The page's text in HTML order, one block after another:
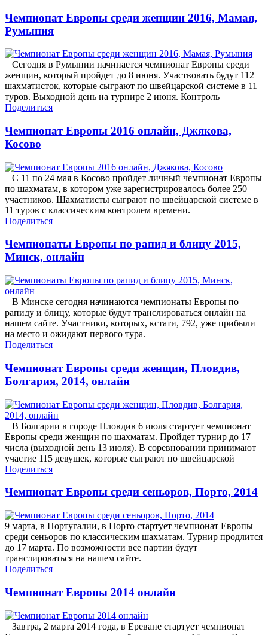
Чемпионат Европы среди женщин 2016, Мамая,
Румыния
Сегодня в Румынии начинается чемпионат Европы среди
женщин, который пройдет до 8 июня. Участвовать будут 112
шахматисток, которые сыграют по швейцарской системе в 11
туров. Выходной день на турнире 2 июня. Контроль
Поделиться
Чемпионат Европы 2016 онлайн, Джякова,
Косово
С 11 по 24 мая в Косово пройдет личный чемпионат Европы
по шахматам, в котором уже зарегистрировалось более 250
участников. Шахматисты сыграют по швейцарской системе в
11 туров с классическим контролем времени.
Поделиться
Чемпионаты Европы по рапид и блицу 2015,
Минск, онлайн
В Минске сегодня начинаются чемпионаты Европы по
рапиду и блицу, которые будут транслироваться онлайн на
нашем сайте. Участники, которых, кстати, 792, уже прибыли
на место и ожидают первого тура.
Поделиться
Чемпионат Европы среди женщин, Пловдив,
Болгария, 2014, онлайн
В Болгарии в городе Пловдив 6 июля стартует чемпионат
Европы среди женщин по шахматам. Пройдет турнир до 17
числа (выходной день 13 июля). В соревновании принимают
участие 115 девушек, которые сыграют по швейцарской
Поделиться
Чемпионат Европы среди сеньоров, Порто, 2014
9 марта, в Португалии, в Порто стартует чемпионат Европы
среди сеньоров по классическим шахматам. Турнир продлится
до 17 марта. По возможности все партии будут
транслироваться на нашем сайте.
Поделиться
Чемпионат Европы 2014 онлайн
Завтра, 2 марта 2014 года, в Ереване стартует чемпионат